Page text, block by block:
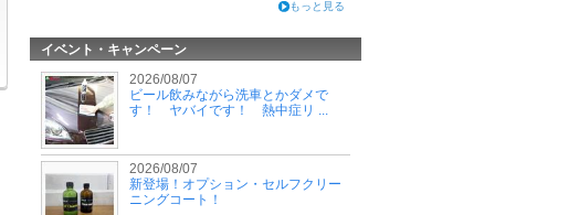
もっと見る
イベント・キャンペーン
2026/08/07
ビール飲みながら洗車とかダメで
す！ ヤバイです！ 熱中症リ ...
2026/08/07
新登場！オプション・セルフクリー
ニングコート！